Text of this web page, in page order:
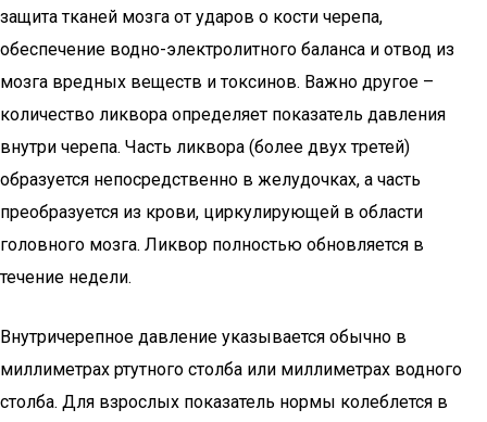
защита тканей мозга от ударов о кости черепа,
обеспечение водно-электролитного баланса и отвод из
мозга вредных веществ и токсинов. Важно другое –
количество ликвора определяет показатель давления
внутри черепа. Часть ликвора (более двух третей)
образуется непосредственно в желудочках, а часть
преобразуется из крови, циркулирующей в области
головного мозга. Ликвор полностью обновляется в
течение недели.
Внутричерепное давление указывается обычно в
миллиметрах ртутного столба или миллиметрах водного
столба. Для взрослых показатель нормы колеблется в